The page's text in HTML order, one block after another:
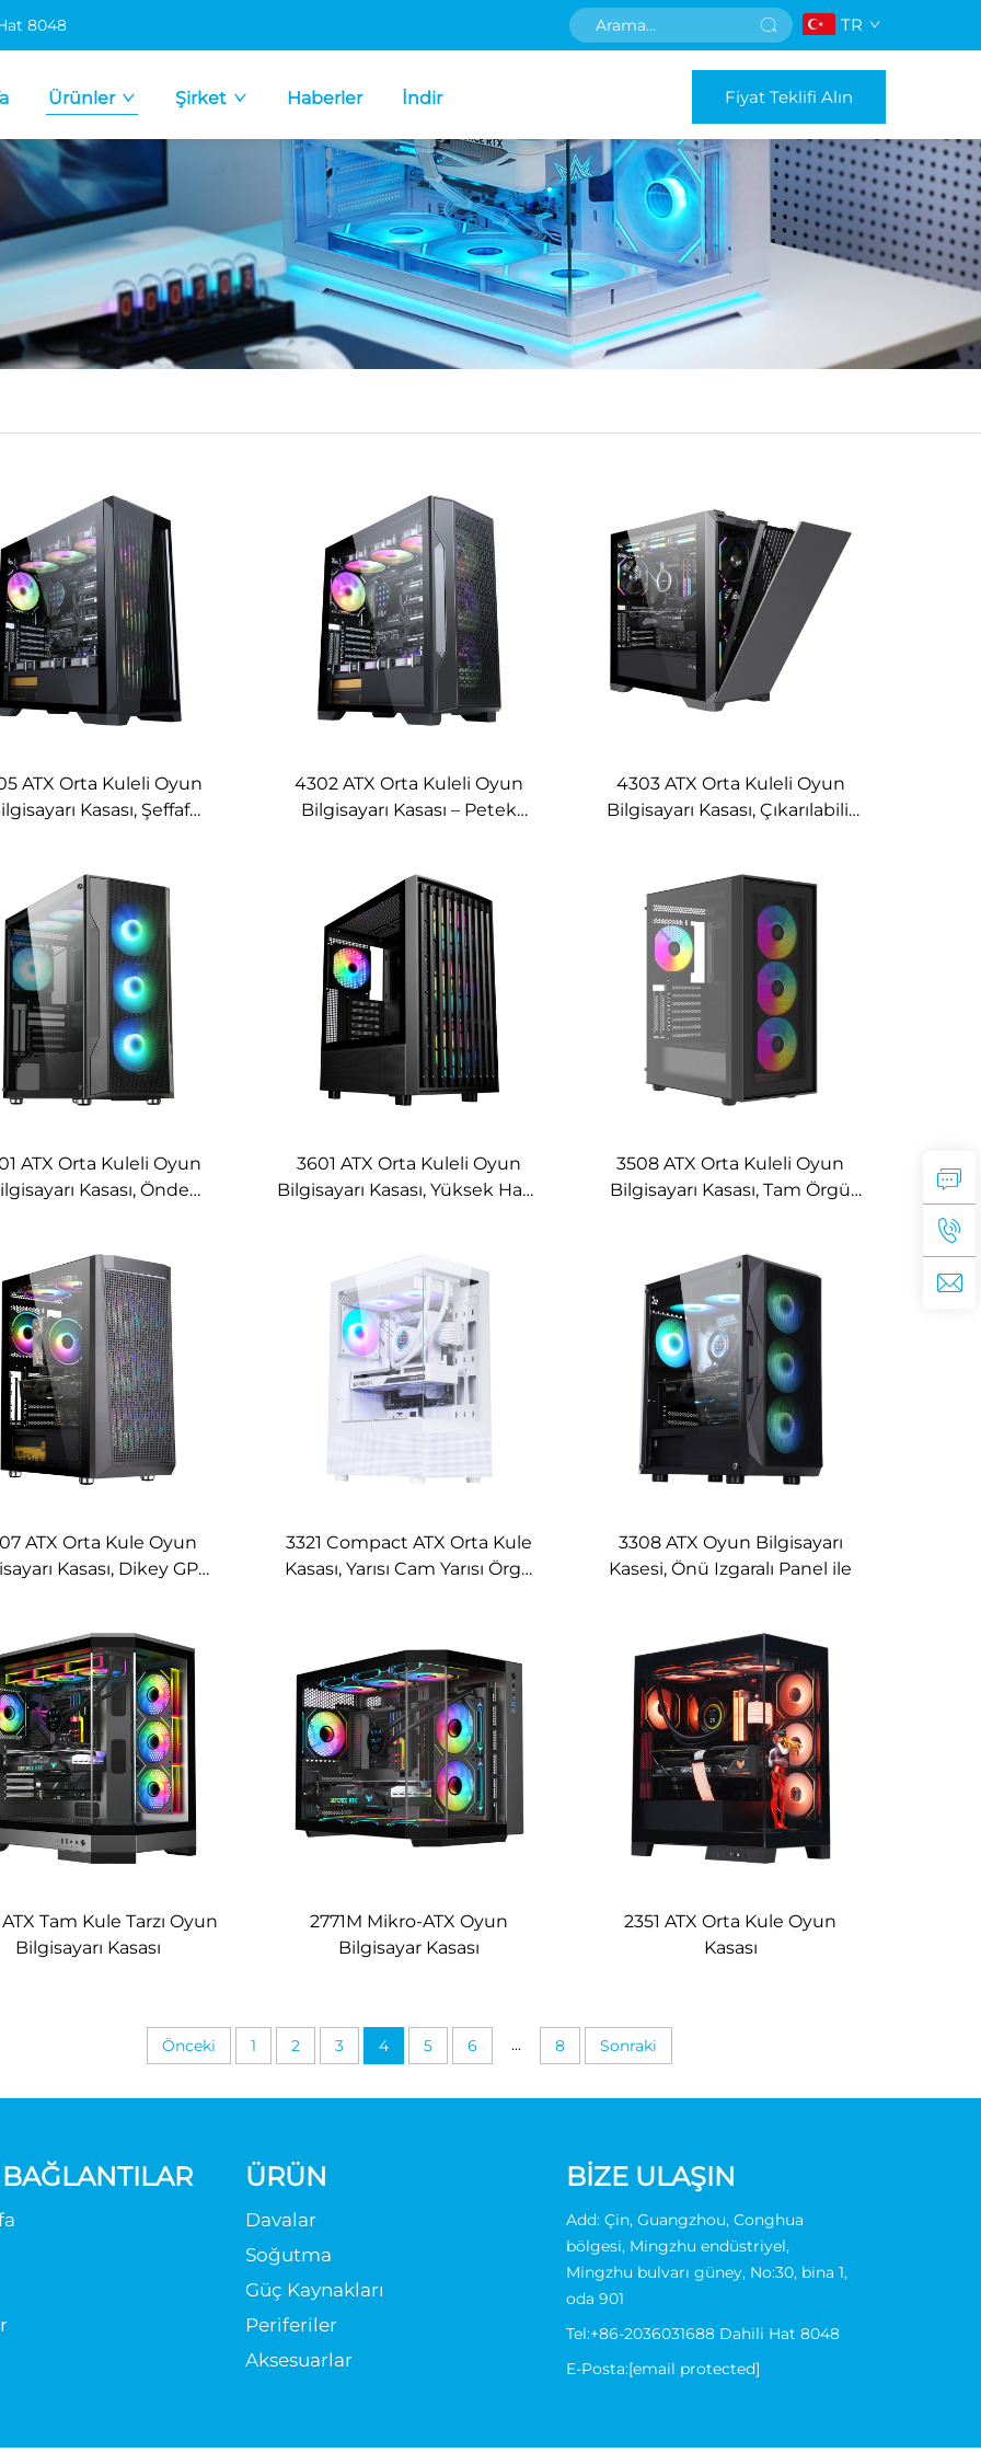
8048 TR
Ürünler Şirket Haberler İndir Fiyat Teklifi Alın
ATX Orta Kuleli Oyun
Kasası, Şeffaf
4302 ATX Orta Kuleli Oyun
Bilgisayarı Kasası – Petek
4303 ATX Orta Kuleli Oyun
Bilgisayarı Kasası, Çıkarılabilir
ATX Orta Kuleli Oyun
Kasası, Önde
3601 ATX Orta Kuleli Oyun
Bilgisayarı Kasası, Yüksek Hava
3508 ATX Orta Kuleli Oyun
Bilgisayarı Kasası, Tam Örgü
ATX Orta Kule Oyun
Kasası, Dikey GPU
3321 Compact ATX Orta Kule
Kasası, Yarısı Cam Yarısı Örgü
3308 ATX Oyun Bilgisayarı
Kasesi, Önü Izgaralı Panel ile
Tam Kule Tarzı Oyun
Bilgisayarı Kasası
2771M Mikro-ATX Oyun
Bilgisayar Kasası
2351 ATX Orta Kule Oyun
Kasası
Önceki 1 2 3 4 5 6 ... 8 Sonraki
ÜRÜN
Davalar
Soğutma
Güç Kaynakları
Periferiler
Aksesuarlar
BIZE ULAŞIN
Add: Çin, Guangzhou, Conghua
bölgesi, Mingzhu endüstriyel,
Mingzhu bulvarı güney, No:30, bina 1,
oda 901
Tel:+86-2036031688 Dahili Hat 8048
E-Posta:[email protected]